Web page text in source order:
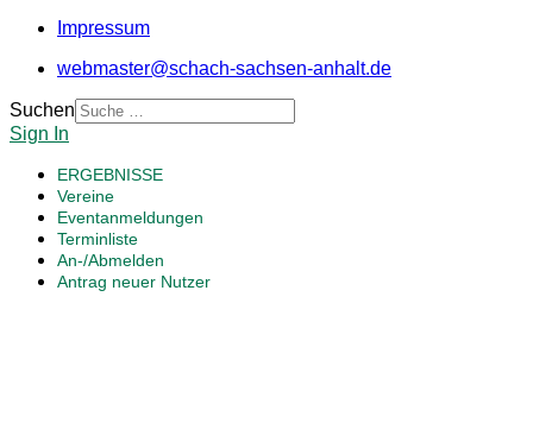
Impressum
webmaster@schach-sachsen-anhalt.de
Suchen
Sign In
ERGEBNISSE
Vereine
Eventanmeldungen
Terminliste
An-/Abmelden
Antrag neuer Nutzer